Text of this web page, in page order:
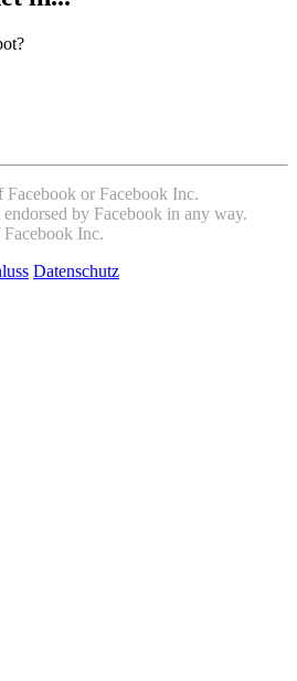
or Facebook Inc.
by Facebook in any way.
Inc.
Datenschutz